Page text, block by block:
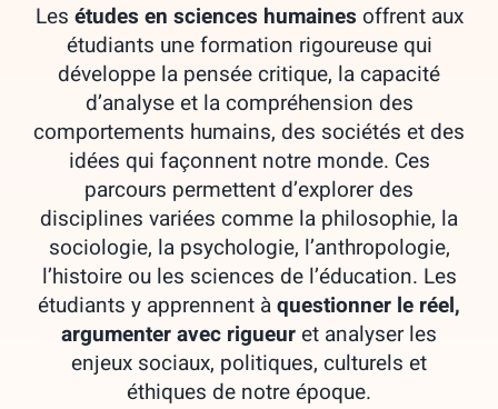
Les études en sciences humaines offrent aux
étudiants une formation rigoureuse qui
développe la pensée critique, la capacité
d’analyse et la compréhension des
comportements humains, des sociétés et des
idées qui façonnent notre monde. Ces
parcours permettent d’explorer des
disciplines variées comme la philosophie, la
sociologie, la psychologie, l’anthropologie,
l’histoire ou les sciences de l’éducation. Les
étudiants y apprennent àquestionner le réel,
argumenter avec rigueuret analyser les
enjeux sociaux, politiques, culturels et
éthiques de notre époque.